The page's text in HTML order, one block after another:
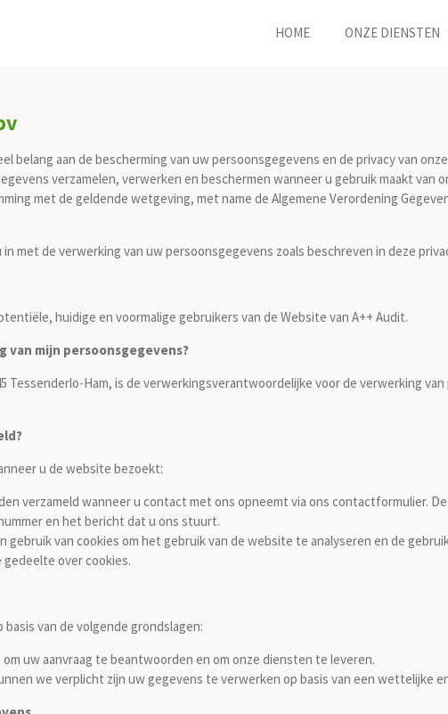
HOME ONZE DIENSTEN
belang aan de bescherming van uw persoonsgegevens en de privacy van
verzamelen, verwerken en beschermen wanneer u gebruik maakt van
met de geldende wetgeving, met name de Algemene Verordening
met de verwerking van uw persoonsgegevens zoals beschreven in deze
huidige en voormalige gebruikers van de Website van A++ Audit.
van mijn persoonsgegevens?
Tessenderlo-Ham, is de verwerkingsverantwoordelijke voor de verwerking
u de website bezoekt:
verzameld wanneer u contact met ons opneemt via ons contactformulier.
en het bericht dat u ons stuurt.
gebruik van cookies om het gebruik van de website te analyseren en de
over cookies.
van de volgende grondslagen:
uw aanvraag te beantwoorden en om onze diensten te leveren.
we verplicht zijn uw gegevens te verwerken op basis van een wettelijke